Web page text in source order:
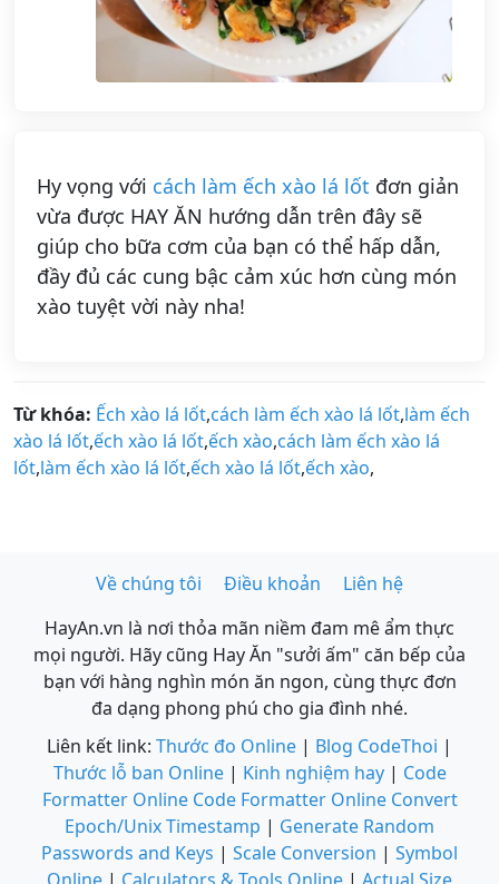
Hy vọng với cách làm ếch xào lá lốt đơn giản
vừa được HAY ĂN hướng dẫn trên đây sẽ
giúp cho bữa cơm của bạn có thể hấp dẫn,
đầy đủ các cung bậc cảm xúc hơn cùng món
xào tuyệt vời này nha!
Từ khóa: Ếch xào lá lốt,cách làm ếch xào lá lốt,làm ếch
xào lá lốt,ếch xào lá lốt,ếch xào,cách làm ếch xào lá
lốt,làm ếch xào lá lốt,ếch xào lá lốt,ếch xào,
Về chúng tôi Điều khoản
Liên hệ
HayAn.vn là nơi thỏa mãn niềm đam mê ẩm thực
mọi người. Hãy cũng Hay Ăn "sưởi ấm" căn bếp của
bạn với hàng nghìn món ăn ngon, cùng thực đơn
đa dạng phong phú cho gia đình nhé.
Liên kết link: Thước đo Online | Blog CodeThoi |
Thước lỗ ban Online| Kinh nghiệm hay| Code
Formatter Online Code Formatter Online Convert
Epoch/Unix Timestamp | Generate Random
Passwords and Keys | Scale Conversion | Symbol
Online | Calculators & Tools Online | Actual Size